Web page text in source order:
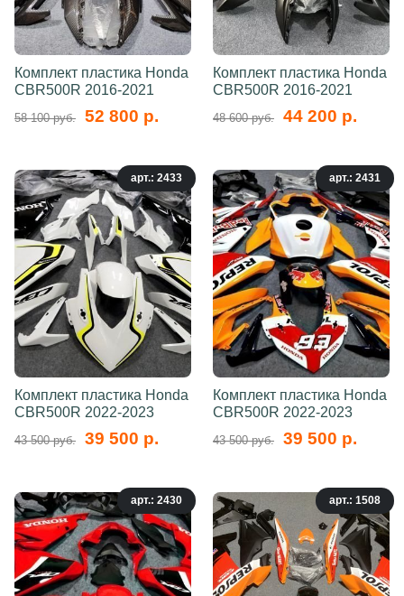
Комплект пластика Honda
CBR500R 2016-2021
58 100 руб. 52 800 р.
Комплект пластика Honda
CBR500R 2016-2021
48 600 руб. 44 200 р.
арт.: 2433
Комплект пластика Honda
CBR500R 2022-2023
43 500 руб. 39 500 р.
арт.: 2431
Комплект пластика Honda
CBR500R 2022-2023
43 500 руб. 39 500 р.
арт.: 2430 арт.: 1508